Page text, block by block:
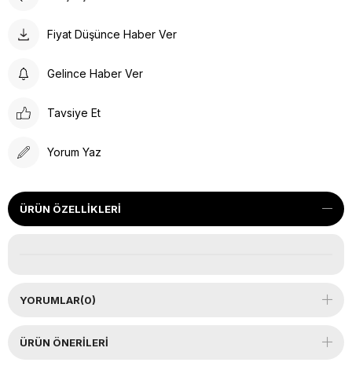
Fiyat Düşünce Haber Ver
Gelince Haber Ver
Tavsiye Et
Yorum Yaz
ÜRÜN ÖZELLIKLERI
YORUMLAR(0)
ÜRÜN ÖNERILERI